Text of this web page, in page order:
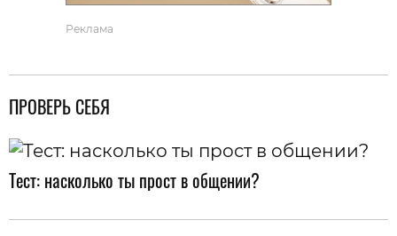
Реклама
ПРОВЕРЬ СЕБЯ
Тест: насколько ты прост в общении?